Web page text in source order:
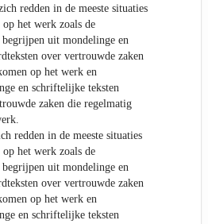
redden in de meeste situaties
het werk zoals de
uit mondelinge en
over vertrouwde zaken
op het werk en
en schriftelijke teksten
zaken die regelmatig
redden in de meeste situaties
het werk zoals de
uit mondelinge en
over vertrouwde zaken
op het werk en
en schriftelijke teksten